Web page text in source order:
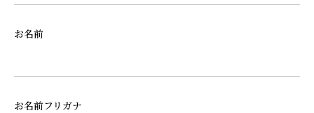
お名前
お名前フリガナ